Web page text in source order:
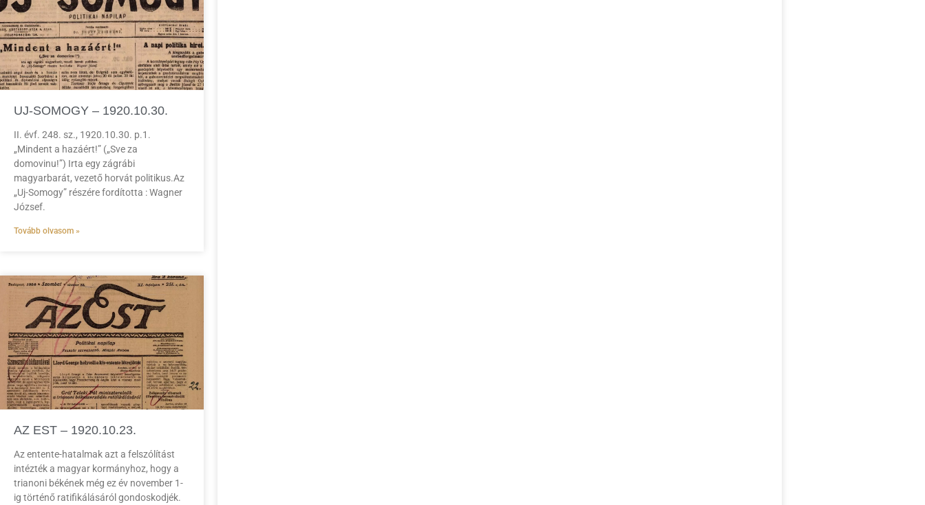
UJ-SOMOGY – 1920.10.30.
II. évf. 248. sz., 1920.10.30. p.1.
„Mindent a hazáért!” („Sve za
domovinu!”) Irta egy zágrábi
magyarbarát, vezető horvát politikus.Az
„Uj-Somogy” részére fordította : Wagner
József.
Tovább olvasom »
AZ EST – 1920.10.23.
Az entente-hatalmak azt a felszólítást
intézték a magyar kormányhoz, hogy a
trianoni békének még ez év november 1-
ig történő ratifikálásáról gondoskodjék.